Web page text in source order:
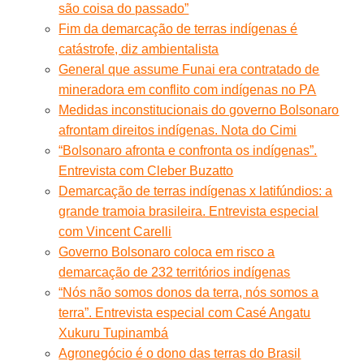
são coisa do passado”
Fim da demarcação de terras indígenas é
catástrofe, diz ambientalista
General que assume Funai era contratado de
mineradora em conflito com indígenas no PA
Medidas inconstitucionais do governo Bolsonaro
afrontam direitos indígenas. Nota do Cimi
“Bolsonaro afronta e confronta os indígenas”.
Entrevista com Cleber Buzatto
Demarcação de terras indígenas x latifúndios: a
grande tramoia brasileira. Entrevista especial
com Vincent Carelli
Governo Bolsonaro coloca em risco a
demarcação de 232 territórios indígenas
“Nós não somos donos da terra, nós somos a
terra”. Entrevista especial com Casé Angatu
Xukuru Tupinambá
Agronegócio é o dono das terras do Brasil